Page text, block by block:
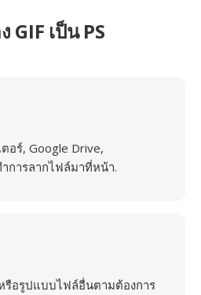
GIF เป็น PS
อร์, Google Drive,
การลากไฟล์มาที่หน้า.
รือรูปแบบไฟล์อื่นตามต้องการ